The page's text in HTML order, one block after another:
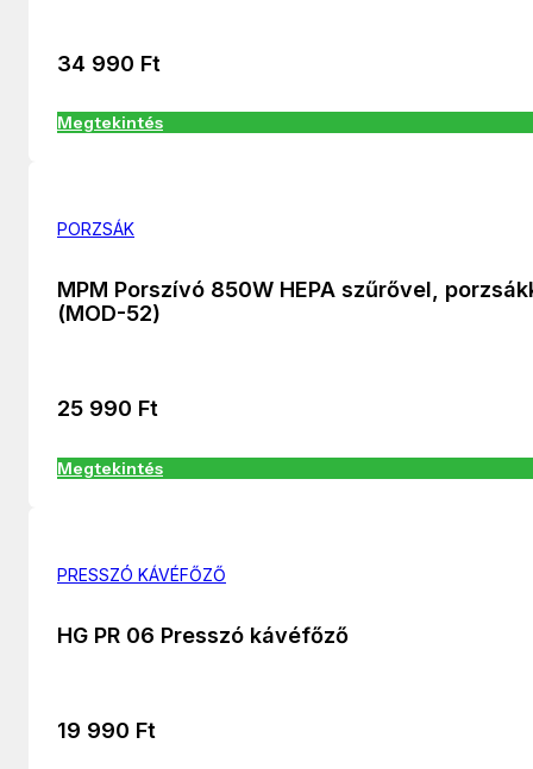
34 990 Ft
Megtekintés
PORZSÁK
MPM Porszívó 850W HEPA szűrővel,
(MOD-52)
25 990 Ft
Megtekintés
PRESSZÓ KÁVÉFŐZŐ
HG PR 06 Presszó kávéfőző
19 990 Ft